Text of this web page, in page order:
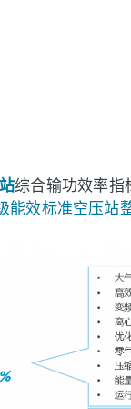
综合输功效率指
能效标准空压站